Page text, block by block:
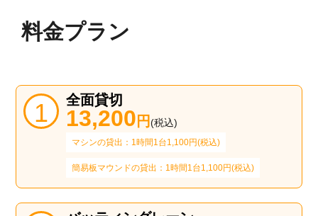
料金プラン
全面貸切
13,200 円(税込)
マシンの貸出：1時間1台1,100円(税込)
簡易板マウンドの貸出：1時間1台1,100円(税込)